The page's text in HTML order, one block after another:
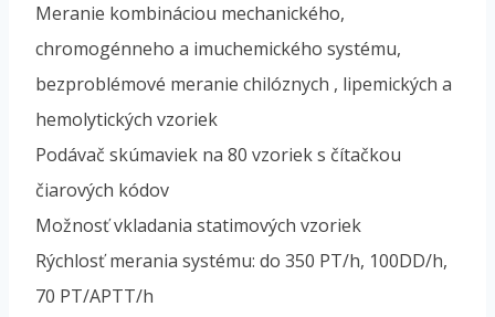
Meranie kombináciou mechanického,
chromogénneho a imuchemického systému,
bezproblémové meranie chilóznych , lipemických a
hemolytických vzoriek
Podávač skúmaviek na 80 vzoriek s čítačkou
čiarových kódov
Možnosť vkladania statimových vzoriek
Rýchlosť merania systému: do 350 PT/h, 100DD/h,
70 PT/APTT/h